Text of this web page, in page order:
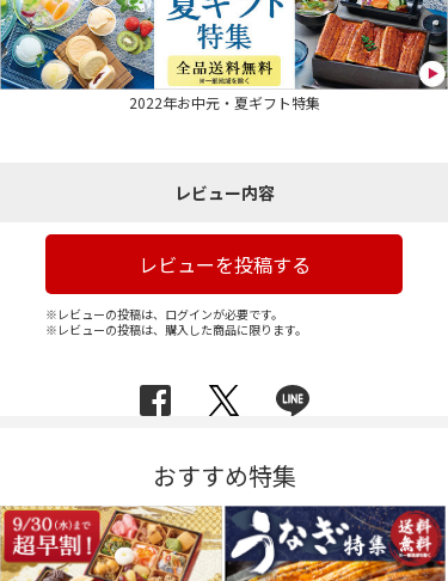
2022年お中元・夏ギフト特集
レビュー内容
レビューを投稿する
※レビューの投稿は、ログインが必要です。
※レビューの投稿は、購入した商品に限ります。
おすすめ特集